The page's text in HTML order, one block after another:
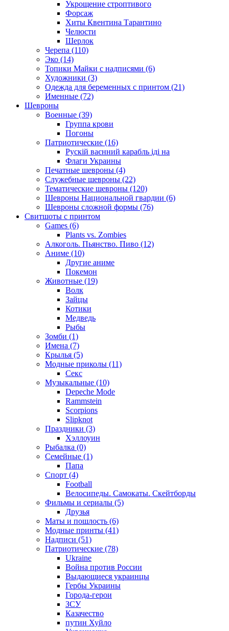
Укрощение строптивого
Форсаж
Хиты Квентина Тарантино
Челюсти
Шерлок
Черепа (110)
Эко (14)
Топики Майки с надписями (6)
Художники (3)
Одежда для беременных с принтом (21)
Именные (72)
Шевроны
Военные (39)
Группа крови
Погоны
Патриотические (16)
Рускій ваєнний карабль іді на
Флаги Украины
Печатные шевроны (4)
Служебные шевроны (22)
Тематические шевроны (120)
Шевроны Национальной гвардии (6)
Шевроны сложной формы (76)
Свитшоты с принтом
Games (6)
Plants vs. Zombies
Алкоголь. Пьянство. Пиво (12)
Аниме (10)
Другие аниме
Покемон
Животные (19)
Волк
Зайцы
Котики
Медведь
Рыбы
Зомби (1)
Имена (7)
Крылья (5)
Модные приколы (11)
Секс
Музыкальные (10)
Depeche Mode
Rammstein
Scorpions
Slipknot
Праздники (3)
Хэллоуин
Рыбалка (0)
Семейные (1)
Папа
Спорт (4)
Football
Велосипеды. Самокаты. Скейтборды
Фильмы и сериалы (5)
Друзья
Маты и пошлость (6)
Модные принты (41)
Надписи (51)
Патриотические (78)
Ukraine
Война против России
Выдающиеся украинцы
Гербы Украины
Города-герои
ЗСУ
Казачество
путин Хуйло